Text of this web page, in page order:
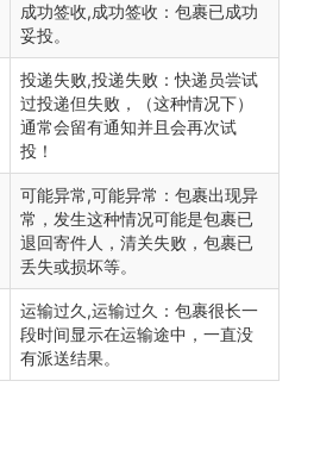
成功签收,成功签收：包裹已成功
妥投。
投递失败,投递失败：快递员尝试
过投递但失败，（这种情况下）
通常会留有通知并且会再次试
投！
可能异常,可能异常：包裹出现异
常，发生这种情况可能是包裹已
退回寄件人，清关失败，包裹已
丢失或损坏等。
运输过久,运输过久：包裹很长一
段时间显示在运输途中，一直没
有派送结果。